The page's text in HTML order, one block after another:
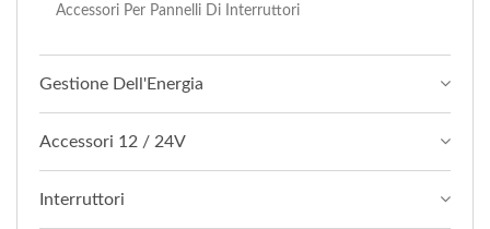
Accessori Per Pannelli Di Interruttori
Gestione Dell'Energia
Accessori 12 / 24V
Interruttori